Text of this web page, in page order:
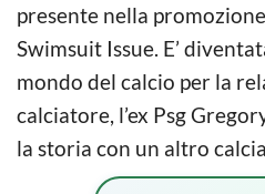
presente nella
Swimsuit Issue. E’
mondo del calcio per la
calciatore, l’ex Psg
la storia con un altro